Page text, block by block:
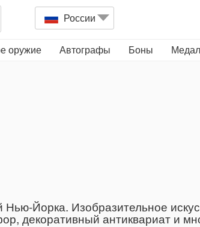
России
оружие Автографы Боны
Йорка. Изобразительное
декоративный антиквариат и